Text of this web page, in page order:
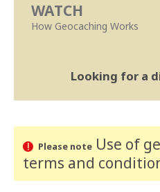
WATCH
How Geocaching Works
Looking for a
Please noteUse of
terms and